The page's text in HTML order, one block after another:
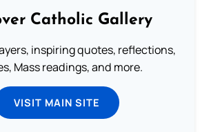
Catholic Gallery
inspiring quotes, reflections,
Mass readings, and more.
VISIT MAIN SITE